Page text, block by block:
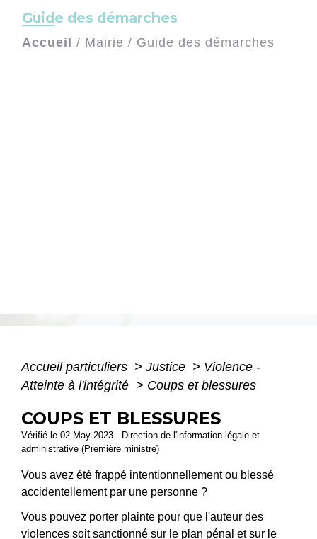
Guide des démarches
Accueil / Mairie / Guide des démarches
Accueil particuliers > Justice > Violence -
Atteinte à l'intégrité > Coups et blessures
COUPS ET BLESSURES
Vérifié le 02 May 2023 - Direction de l'information légale et
administrative (Première ministre)
Vous avez été frappé intentionnellement ou blessé
accidentellement par une personne ?
Vous pouvez porter plainte pour que l'auteur des
violences soit sanctionné sur le plan pénal et sur le